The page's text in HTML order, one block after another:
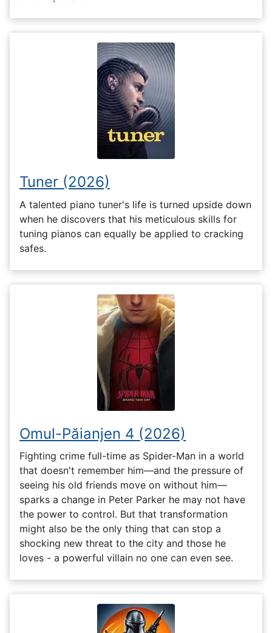
Tuner (2026)
A talented piano tuner's life is turned upside down
when he discovers that his meticulous skills for
tuning pianos can equally be applied to cracking
safes.
Omul-Păianjen 4 (2026)
Fighting crime full-time as Spider-Man in a world
that doesn't remember him—and the pressure of
seeing his old friends move on without him—
sparks a change in Peter Parker he may not have
the power to control. But that transformation
might also be the only thing that can stop a
shocking new threat to the city and those he
loves - a powerful villain no one can even see.